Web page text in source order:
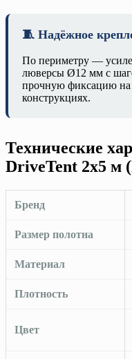
🧵 Надёжное
По периметру —
люверсы Ø12 мм с
прочную фиксацию на
конструкциях.
Технические
DriveTent 2х5 м
Бренд
Размер полотна
Материал
Плотность
Цвет